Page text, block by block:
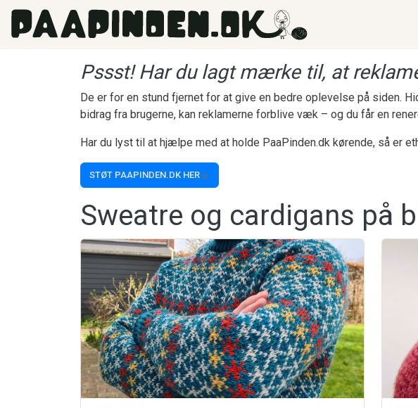
Gå til hovedindhold
Pssst! Har du lagt mærke til, at
De er for en stund fjernet for at give en bedre oplevelse på siden.
bidrag fra brugerne, kan reklamerne forblive væk – og du får en
Har du lyst til at hjælpe med at holde PaaPinden.dk kørende, så er
STØT PAAPINDEN.DK HER
Sweatre og cardigans på